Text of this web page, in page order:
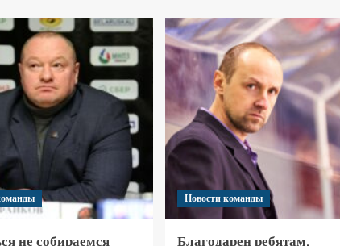
не собираемся
Новости команды
Благодарен ребятам.